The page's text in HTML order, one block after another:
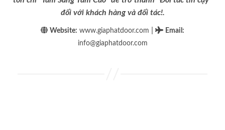
đối với khách hàng và đối tác!.
Website: www.giaphatdoor.com Email :
info@giaphatdoor.com